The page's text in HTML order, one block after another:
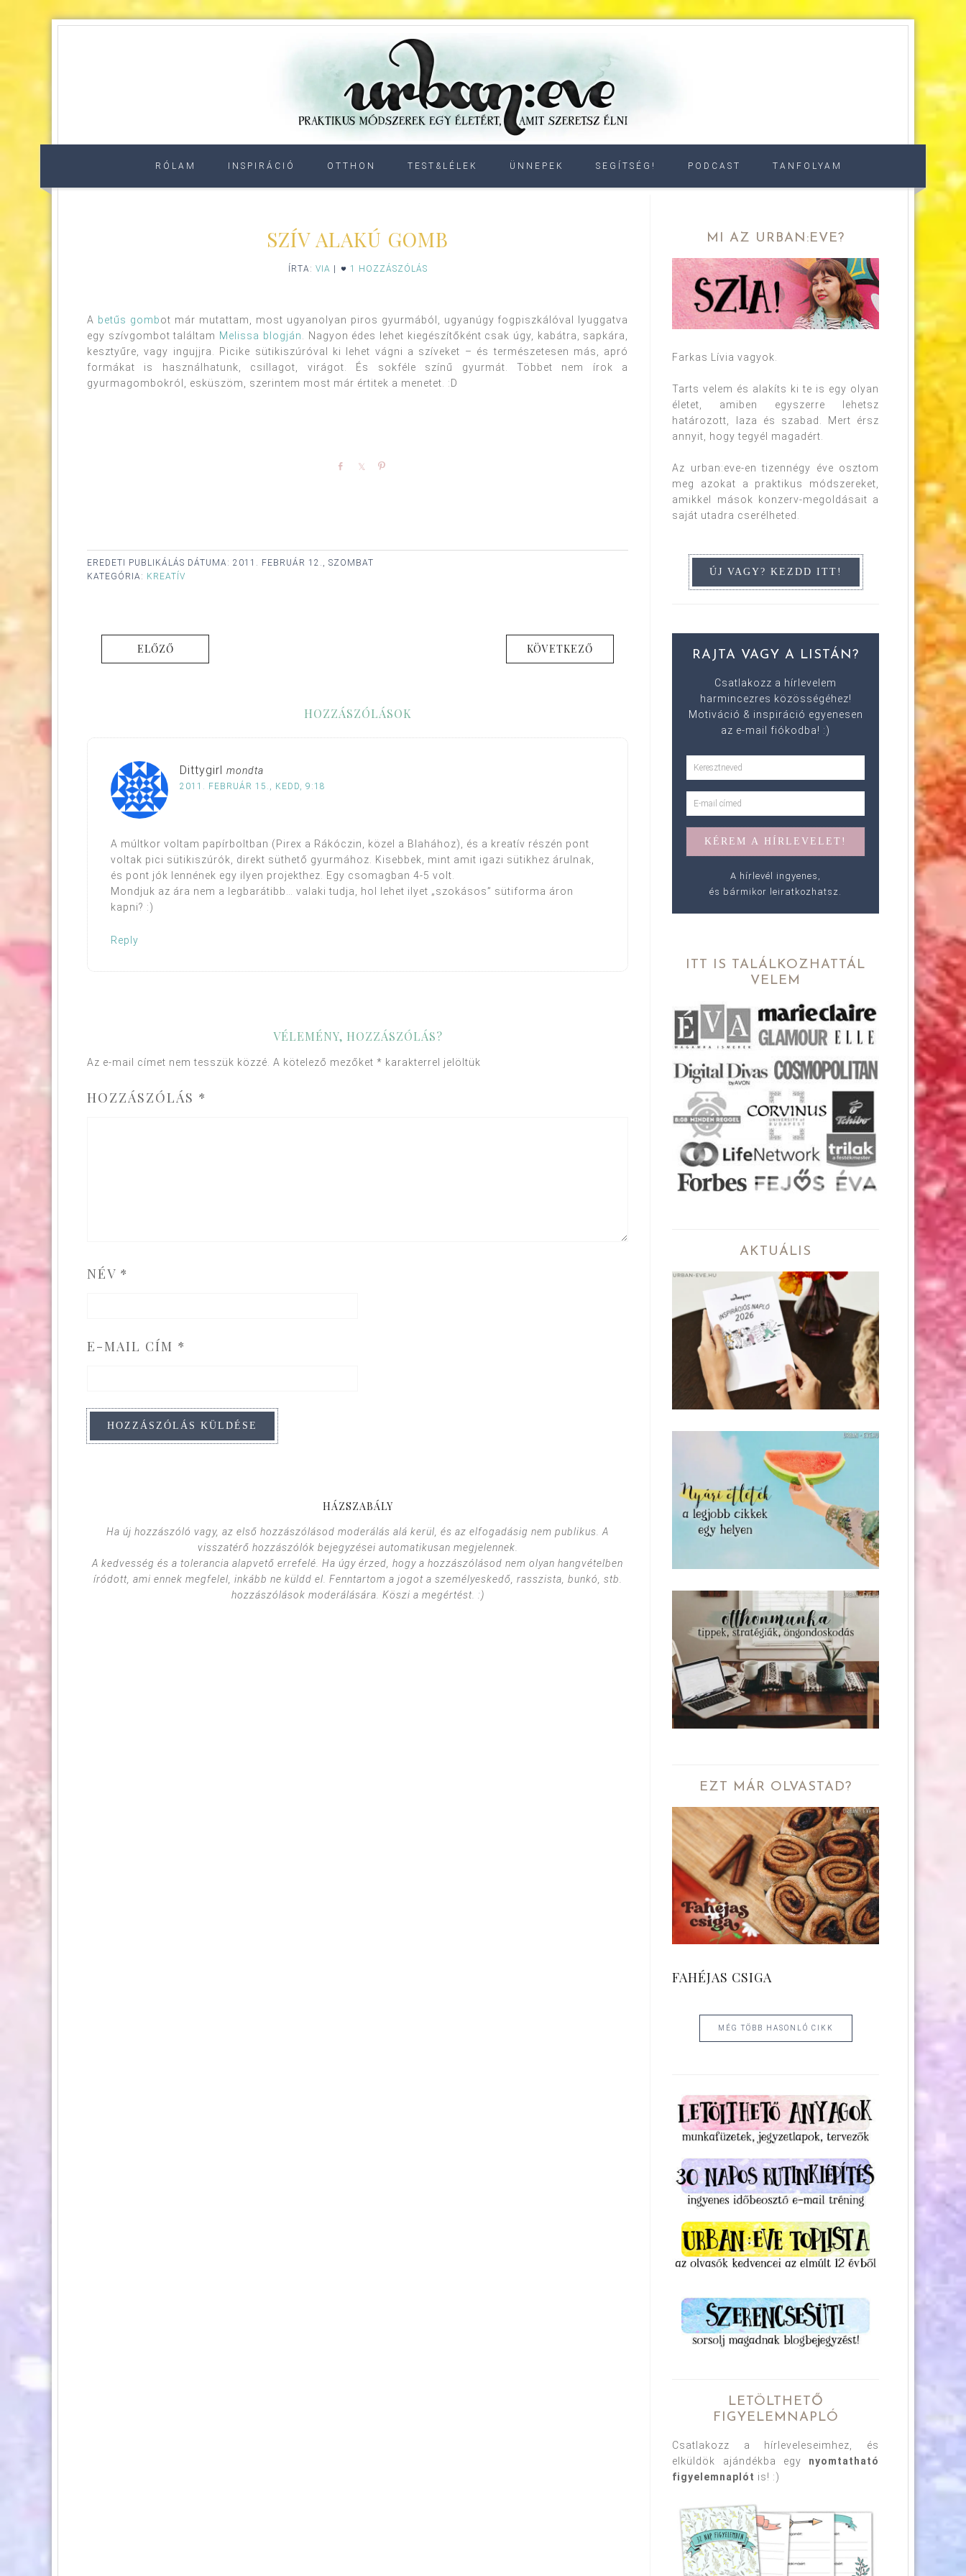
RÓLAM INSPIRÁCIÓ OTTHON TEST&LÉLEK ÜNNEPEK SEGÍTSÉG! PODCAST TANFOLYAM
SZÍV ALAKÚ GOMB
ÍRTA: VIA 1 HOZZÁSZÓLÁS
A betűs gombot már mutattam, most ugyanolyan piros gyurmából, ugyanúgy fogpiszkálóval lyuggatva
egy szívgombot találtam Melissa blogján
. Nagyon édes lehet kiegészítőként csak úgy, kabátra, sapkára,
kesztyűre, vagy ingujjra. Picike sütikiszúróval ki lehet vágni a szíveket – és természetesen más, apró
formákat is használhatunk, csillagot, virágot. És sokféle színű gyurmát. Többet nem írok a
gyurmagombokról, esküszöm, szerintem most már értitek a menetet. :D
Share Share
EREDETI PUBLIKÁLÁS DÁTUMA: 2011. FEBRUÁR 12., SZOMBAT
KATEGÓRIA: KREATÍV
ELŐZŐ KÖVETKEZŐ
HOZZÁSZÓLÁSOK
Dittygirl mondta
2011. FEBRUÁR 15., KEDD, 9:18
A múltkor voltam papírboltban (Pirex a Rákóczin, közel a Blahához), és a kreatív részén pont
voltak pici sütikiszúrók, direkt süthető gyurmához. Kisebbek, mint amit igazi sütikhez árulnak,
és pont jók lennének egy ilyen projekthez. Egy csomagban 4-5 volt.
Mondjuk az ára nem a legbarátibb… valaki tudja, hol lehet ilyet „szokásos” sütiforma áron
kapni? :)
Reply
VÉLEMÉNY, HOZZÁSZÓLÁS?
Az e-mail címet nem tesszük közzé. A kötelező mezőket * karakterrel jelöltük
HOZZÁSZÓLÁS *
NÉV *
E-MAIL CÍM *
HÁZSZABÁLY
Ha új hozzászóló vagy, az első hozzászólásod moderálás alá kerül, és az elfogadásig nem publikus. A
visszatérő hozzászólók bejegyzései automatikusan megjelennek.
A kedvesség és a tolerancia alapvető errefelé. Ha úgy érzed, hogy a hozzászólásod nem olyan hangvételben
íródott, ami ennek megfelel, inkább ne küldd el. Fenntartom a jogot a személyeskedő, rasszista, bunkó, stb.
hozzászólások moderálására. Köszi a megértést. :)
MI AZ URBAN:EVE?
Farkas Lívia vagyok.
Tarts velem és alakíts ki te is egy olyan
életet, amiben egyszerre lehetsz
határozott, laza és szabad. Mert érsz
annyit, hogy tegyél magadért.
Az urban:eve-en tizennégy éve osztom
meg azokat a praktikus módszereket,
amikkel mások konzerv-megoldásait a
saját utadra cserélheted.
RAJTA VAGY A LISTÁN?
Csatlakozz a hírlevelem
harmincezres közösségéhez!
Motiváció & inspiráció egyenesen
az e-mail fiókodba! :)
A hírlevél ingyenes,
és bármikor leiratkozhatsz.
ITT IS TALÁLKOZHATTÁL
VELEM
AKTUÁLIS
EZT MÁR OLVASTAD?
FAHÉJAS CSIGA
MÉG TÖBB HASONLÓ CIKK
LETÖLTHETŐ
FIGYELEMNAPLÓ
Csatlakozz a hírleveleseimhez, és
elküldök ajándékba egy nyomtatható
figyelemnaplót is! :)